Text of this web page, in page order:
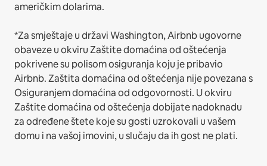
američkim dolarima.
*Za smještaje u državi Washington, Airbnb ugovorne
obaveze u okviru Zaštite domaćina od oštećenja
pokrivene su polisom osiguranja koju je pribavio
Airbnb. Zaštita domaćina od oštećenja nije povezana s
Osiguranjem domaćina od odgovornosti. U okviru
Zaštite domaćina od oštećenja dobijate nadoknadu
za određene štete koje su gosti uzrokovali u vašem
domu i na vašoj imovini, u slučaju da ih gost ne plati.